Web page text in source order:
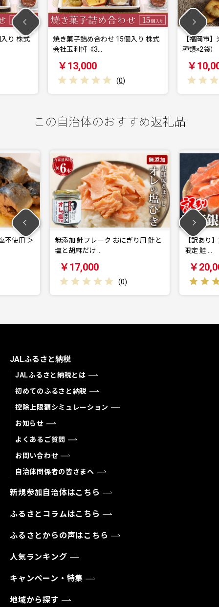
15個入り 株式
【福岡市】米粉の焼菓子セット（3
種類×2袋）
￥10,000
抹
摘
この自治体のおすすめ返礼品
ーク おにぎり用 鮭と
【訳あり】鮭 銀鮭 切り身 3kg 数量
限定 鮭 …
JALふるさと納税
JALふるさと納税とは
初めてのふるさと納税
控除上限額シミュレーション
お知らせ
よくあるご質問
お問い合わせ
自治体関係者の皆さまへ
新規参加自治体はこちら
ふるさとコラムはこちら
ふるさとからの声はこちら
人気ランキング
キャンペーン・特集
地域から探す